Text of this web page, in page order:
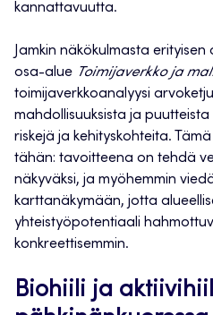
kannattavuutta.
Jamkin näkökulmasta
osa-alue Toimijaverkko ja
toimijaverkkoanalyysi
mahdollisuuksista ja
riskejä ja kehityskohteita.
tähän: tavoitteena on tehdä
näkyväksi, ja myöhemmin
karttanäkymään, jotta
yhteistyöpotentiaali
konkreettisemmin.
Biohiili ja